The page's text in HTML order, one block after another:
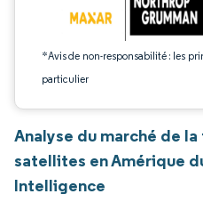
*Avis de non-responsabilité : les
particulier
Analyse du marché de
satellites en Amérique
Intelligence